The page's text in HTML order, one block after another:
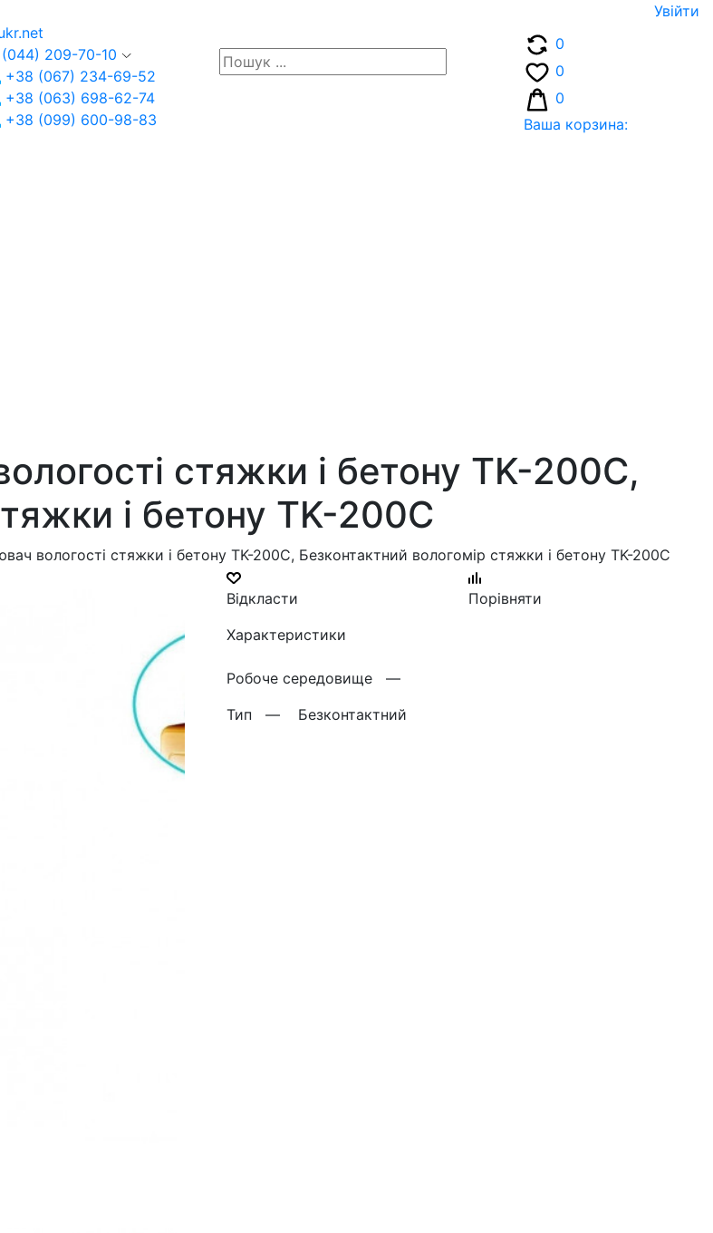
Увiйти
209-70-10
+38 (067) 234-69-52
+38 (063) 698-62-74
+38 (099) 600-98-83
0
0
0
Ваша корзина:
стяжки і бетону TK-200С,
і бетону TK-200С
вологості стяжки і бетону TK-200С, Безконтактний вологомір стяжки і бетону TK-200С
Відкласти
Порівняти
Характеристики
Робоче середовище —
Тип —
Безконтактний